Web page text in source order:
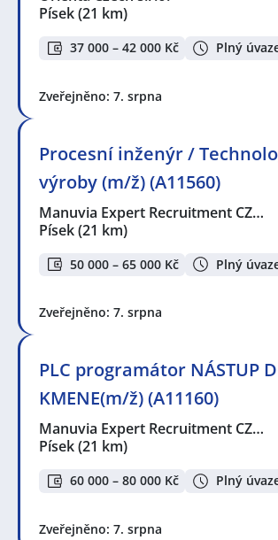
Písek(21 km)
37 000 – 42 000 Kč Plný
Zveřejněno: 7. srpna
Procesní inženýr /
výroby (m/ž) (A11560)
Manuvia Expert Recruitment CZ…
Písek(21 km)
50 000 – 65 000 Kč Plný
Zveřejněno: 7. srpna
PLC programátor NÁSTUP
KMENE(m/ž) (A11160)
Manuvia Expert Recruitment CZ…
Písek(21 km)
60 000 – 80 000 Kč Plný
Zveřejněno: 7. srpna